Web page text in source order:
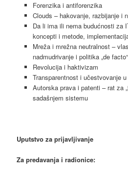
Forenzika i antiforenzika
Clouds – hakovanje, razbijanje i
Da li ima ili nema budućnosti za
koncepti i metode,
Mreža i mrežna neutralnost –
nadmudrivanje i politika „de
Revolucija i haktivizam
Transparentnost i učestvovanje
Autorska prava i patenti – rat za
sadašnjem sistemu
Uputstvo za prijavljivanje
Za predavanja i radionice: